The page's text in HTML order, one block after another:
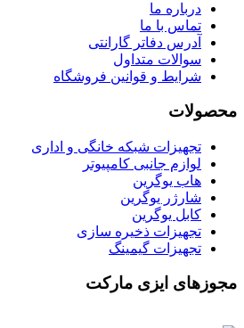
درباره ما
تماس با ما
آدرس دفاتر گارانتی
سوالات متداول
شرایط و قوانین فروشگاه
محصولات
تجهیزات شبکه خانگی و اداری
لوازم جانبی کامپیوتر
هاب یوگرین
شارژر یوگرین
کابل یوگرین
تجهیزات ذخیره سازی
تجهیزات گیمینگ
مجوزهای ایزی مارکت